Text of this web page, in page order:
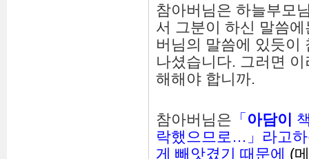
참아버님은 하늘부모
서 그분이 하신 말씀
버님의 말씀에 있듯이
나셨습니다. 그러면
해해야 합니까.
참아버님은 「 아담이
락했으므로…」라고
게 빼앗겼기 때문에 (